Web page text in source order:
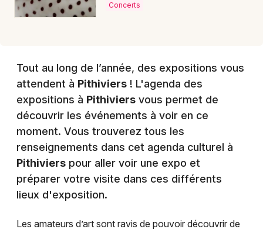
Concerts
Tout au long de l’année, des expositions vous
attendent à Pithiviers ! L'agenda des
expositions à Pithiviers vous permet de
découvrir les événements à voir en ce
moment. Vous trouverez tous les
renseignements dans cet agenda culturel à
Pithiviers pour aller voir une expo et
préparer votre visite dans ces différents
lieux d'exposition.
Les amateurs d’art sont ravis de pouvoir découvrir de